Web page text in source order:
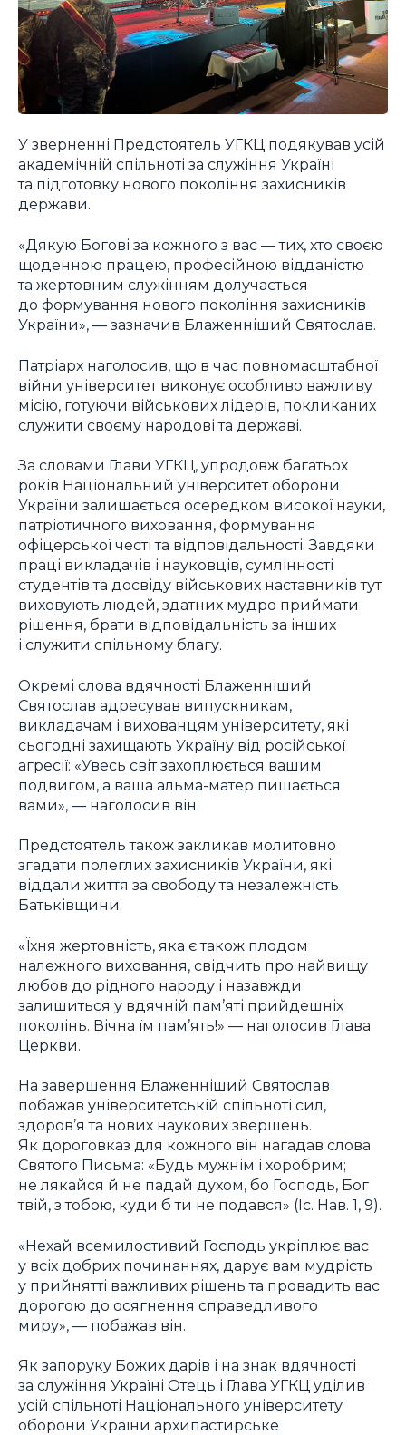
У зверненні Предстоятель УГКЦ подякував усій
академічній спільноті за служіння Україні
та підготовку нового покоління захисників
держави.
«Дякую Богові за кожного з вас — тих, хто своєю
щоденною працею, професійною відданістю
та жертовним служінням долучається
до формування нового покоління захисників
України», — зазначив Блаженніший Святослав.
Патріарх наголосив, що в час повномасштабної
війни університет виконує особливо важливу
місію, готуючи військових лідерів, покликаних
служити своєму народові та державі.
За словами Глави УГКЦ, упродовж багатьох
років Національний університет оборони
України залишається осередком високої науки,
патріотичного виховання, формування
офіцерської честі та відповідальності. Завдяки
праці викладачів і науковців, сумлінності
студентів та досвіду військових наставників тут
виховують людей, здатних мудро приймати
рішення, брати відповідальність за інших
і служити спільному благу.
Окремі слова вдячності Блаженніший
Святослав адресував випускникам,
викладачам і вихованцям університету, які
сьогодні захищають Україну від російської
агресії: «Увесь світ захоплюється вашим
подвигом, а ваша альма-матер пишається
вами», — наголосив він.
Предстоятель також закликав молитовно
згадати полеглих захисників України, які
віддали життя за свободу та незалежність
Батьківщини.
«Їхня жертовність, яка є також плодом
належного виховання, свідчить про найвищу
любов до рідного народу і назавжди
залишиться у вдячній пам’яті прийдешніх
поколінь. Вічна їм пам’ять!» — наголосив Глава
Церкви.
На завершення Блаженніший Святослав
побажав університетській спільноті сил,
здоров’я та нових наукових звершень.
Як дороговказ для кожного він нагадав слова
Святого Письма: «Будь мужнім і хоробрим;
не лякайся й не падай духом, бо Господь, Бог
твій, з тобою, куди б ти не подався» (Іс. Нав. 1, 9).
«Нехай всемилостивий Господь укріплює вас
у всіх добрих починаннях, дарує вам мудрість
у прийнятті важливих рішень та провадить вас
дорогою до осягнення справедливого
миру», — побажав він.
Як запоруку Божих дарів і на знак вдячності
за служіння Україні Отець і Глава УГКЦ уділив
усій спільноті Національного університету
оборони України архипастирське